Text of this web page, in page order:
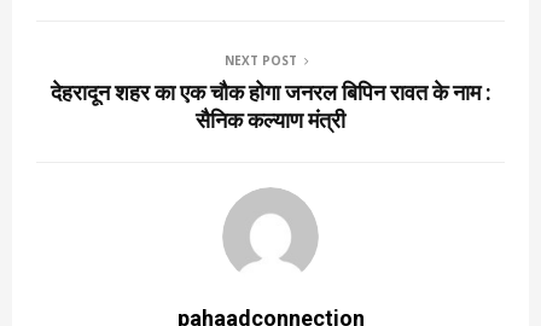
NEXT POST
देहरादून शहर का एक चौक होगा जनरल बिपिन रावत के नाम :
सैनिक कल्याण मंत्री
pahaadconnection